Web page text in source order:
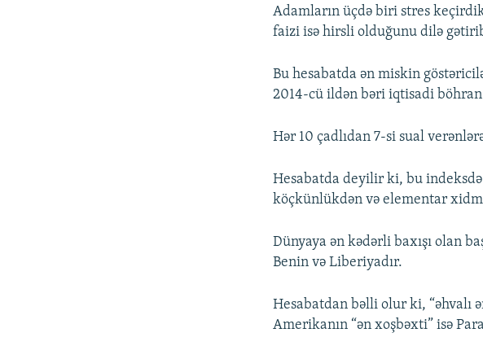
Adamların üçdə biri stres
faizi isə hirsli olduğunu dilə
Bu hesabatda ən miskin
2014-cü ildən bəri iqtisadi
Hər 10 çadlıdan 7-si sual
Hesabatda deyilir ki, bu
köçkünlükdən və elementar
Dünyaya ən kədərli baxışı olan
Benin və Liberiyadır.
Hesabatdan bəlli olur ki, “əhvalı
Amerikanın “ən xoşbəxti” isə